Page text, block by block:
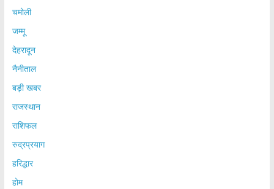
चमोली
जम्मू
देहरादून
नैनीताल
बड़ी खबर
राजस्थान
राशिफल
रुद्रप्रयाग
हरिद्धार
होम